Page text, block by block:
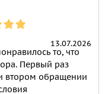
13.07.2026
то, что
Первый раз
втором обращении